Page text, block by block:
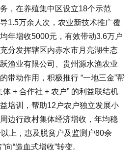
，在养殖集中区设立18个示范
1.5万余人次，农业新技术推广覆
年增收5000元，有效带动3.6万户
分发挥辖区内赤水市月亮湖生态
渔业有限公司、贵州源水渔农业
带动作用，积极推行 “一地三金”帮
体 + 合作社 + 农户” 的利益联结机
培训，帮助12户农户独立发展小
边行政村集体经济增收，年均稳
上，惠及脱贫户及监测户80余
向“造血式增收”转变。